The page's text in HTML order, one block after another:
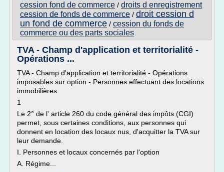
cession fond de commerce / droits d enregistrement
cession de fonds de commerce / droit cession d
un fond de commerce / cession du fonds de
commerce ou des parts sociales
TVA - Champ d'application et territorialité -
Opérations ...
TVA - Champ d'application et territorialité - Opérations
imposables sur option - Personnes effectuant des locations
immobilières
1
Le 2° de l' article 260 du code général des impôts (CGI)
permet, sous certaines conditions, aux personnes qui
donnent en location des locaux nus, d'acquitter la TVA sur
leur demande.
I. Personnes et locaux concernés par l'option
A. Régime...